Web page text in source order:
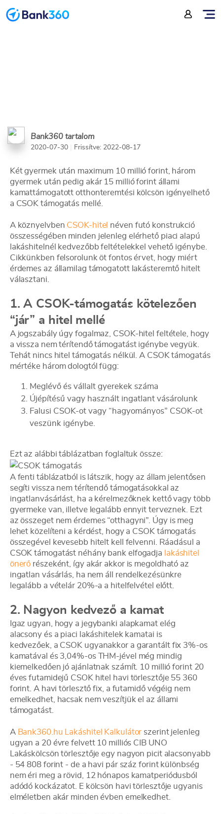
5 érv a CSOK-hitel mellett
Bank360 tartalom
2020-07-30 Frissítve: 2022-08-17
Két gyermek után maximum 10 millió forint, három
gyermek után pedig akár 15 millió forint állami
kamattámogatott otthonteremtési kölcsön igényelhető
a CSOK támogatás mellé.
A köznyelvben CSOK-hitel néven futó konstrukció
összességében minden jelenleg elérhető piaci alapú
lakáshitelnél kedvezőbb feltételekkel vehető igénybe.
Cikkünkben felsorolunk öt fontos érvet, hogy miért
érdemes az államilag támogatott lakásteremtő hitelt
választani.
1. A CSOK-támogatás kötelezően
“jár” a hitel mellé
A jogszabály úgy fogalmaz, CSOK-hitel feltétele, hogy
a vissza nem térítendő támogatást igénybe vegyük.
Tehát nincs hitel támogatás nélkül. A CSOK támogatás
mértéke három dologtól függ:
Meglévő és vállalt gyerekek száma
Újépítésű vagy használt ingatlant vásárolunk
Falusi CSOK-ot vagy “hagyományos” CSOK-ot
veszünk igénybe.
Ezt az alábbi táblázatban foglaltuk össze:
A fenti táblázatból is látszik, hogy az állam jelentősen
segíti vissza nem térítendő támogatásokkal az
ingatlanvásárlást, ha a kérelmezőknek kettő vagy több
gyermeke van, illetve legalább ennyit terveznek. Ezt
az összeget nem érdemes “otthagyni”. Úgy is meg
lehet közelíteni a kérdést, hogy a CSOK támogatás
összegével kevesebb hitelt kell felvenni. Ráadásul a
CSOK támogatást néhány bank elfogadja lakáshitel
önerő részeként, így akár akkor is megoldható az
ingatlan vásárlás, ha nem áll rendelkezésünkre
legalább a vételár 20%-a a hitelfelvétel előtt.
2. Nagyon kedvező a kamat
Igaz ugyan, hogy a jegybanki alapkamat elég
alacsony és a piaci lakáshitelek kamatai is
kedvezőek, a CSOK ugyanakkor a garantált fix 3%-os
kamatával és 3,04%-os THM-jével még mindig
kiemelkedően jó ajánlatnak számít. 10 millió forint 20
éves futamidejű CSOK hitel havi törlesztője 55 360
forint. A havi törlesztő fix, a futamidő végéig nem
emelkedhet, hacsak nem veszítjük el az állami
támogatást.
A Bank360.hu Lakáshitel Kalkulátor szerint jelenleg
ugyan a 20 évre felvett 10 milliós CIB UNO
Lakáskölcsön törlesztője egy nagyon picit alacsonyabb
- 54 808 forint - de a havi pár száz forint különbség
nem éri meg a rövid, 12 hónapos kamatperiódusból
adódó kockázatot. E kölcsön havi törlesztője ugyanis
elméletben akár minden évben emelkedhet.